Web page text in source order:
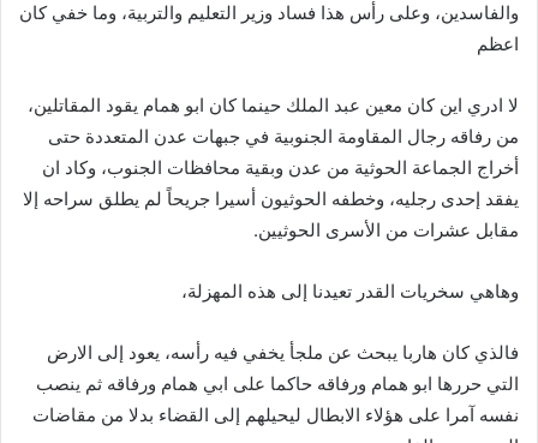
والفاسدين، وعلى رأس هذا فساد وزير التعليم والتربية، وما خفي كان
اعظم
لا ادري اين كان معين عبد الملك حينما كان ابو همام يقود المقاتلين،
من رفاقه رجال المقاومة الجنوبية في جبهات عدن المتعددة حتى
أخراج الجماعة الحوثية من عدن وبقية محافظات الجنوب، وكاد ان
يفقد إحدى رجليه، وخطفه الحوثيون أسيرا جريحاً لم يطلق سراحه إلا
مقابل عشرات من الأسرى الحوثيين.
وهاهي سخريات القدر تعيدنا إلى هذه المهزلة،
فالذي كان هاربا يبحث عن ملجأ يخفي فيه رأسه، يعود إلى الارض
التي حررها ابو همام ورفاقه حاكما على ابي همام ورفاقه ثم ينصب
نفسه آمرا على هؤلاء الابطال ليحيلهم إلى القضاء بدلا من مقاضات